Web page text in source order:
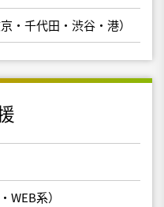
・千代田・渋谷・港）
WEB系）